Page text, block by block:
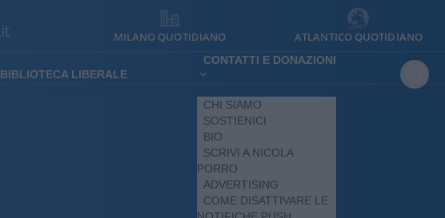
MILANO QUOTIDIANO ATLANTICO QUOTIDIANO
BIBLIOTECA LIBERALE
CONTATTI E DONAZIONI
CHI SIAMO
SOSTIENICI
BIO
SCRIVI A NICOLA
PORRO
ADVERTISING
COME DISATTIVARE LE